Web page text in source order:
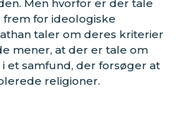
Men hvorfor er der tale
for ideologiske
taler om deres kriterier
mener, at der er tale om
et samfund, der forsøger at
religioner.